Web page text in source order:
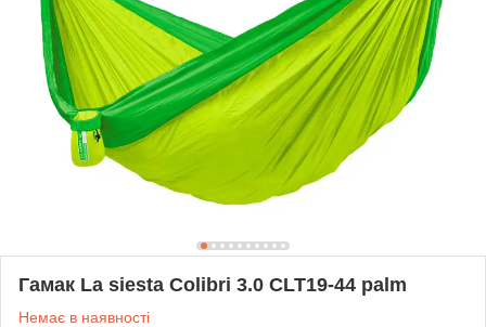
Гамак La siesta Colibri 3.0 CLT19-44 palm
Немає в наявності